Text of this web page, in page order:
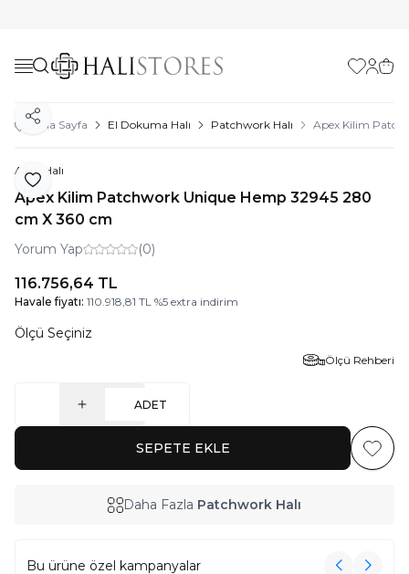
Favorilerim
Ana Sayfa El Dokuma Halı Patchwork Halı Apex Kilim
Favoriye Ekle
Paylaş
Apex Halı
Apex Kilim Patchwork Unique Hemp 32945 280
cm X 360 cm
Yorum Yap (0)
116.756,64 TL
Havale fiyatı: 110.918,81 TL %5 extra indirim
Ölçü Seçiniz
Ölçü Rehberi
ADET
SEPETE EKLE
Daha Fazla Patchwork Halı
Bu ürüne özel kampanyalar